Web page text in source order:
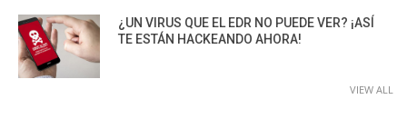
¿UN VIRUS QUE EL EDR NO PUEDE VER? ¡ASÍ
TE ESTÁN HACKEANDO AHORA!
VIEW ALL